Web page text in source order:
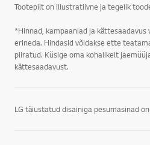
Tootepilt on illustratiivne ja tegelik
*Hinnad, kampaaniad ja kättesaadavus
erineda. Hindasid võidakse ette
piiratud. Küsige oma kohalikelt
kättesaadavust.